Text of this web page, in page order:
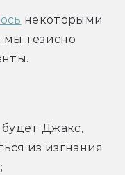
некоторыми
мы тезисно
Джакс,
из изгнания